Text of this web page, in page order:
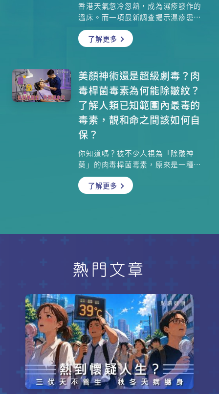
香港天氣忽冷忽熱，成為濕疹發作的
溫床。而一項最新調查揭示濕疹患者
的困境！超過七成在職患者曾使用類
固醇藥膏，但僅不足四成人滿意其效
因此辭職。濕疹雖然反覆，但絕非無
法控制。結合西醫對皮膚屏障與細菌
的深入理解，以及中醫從內在調理體
質的辨證論治，再配合良好的生活習
慣，患者能有效控制病情。立即了解
詳細成因，從根源對抗濕疹！
了解更多
美顏神術還是超級劇毒？肉
毒桿菌毒素為何能除皺紋？
了解人類已知範圍內最毒的
毒素，靚和命之間該如何自
保？
你知道嗎？被不少人視為「除皺神
藥」的肉毒桿菌毒素，原來是一種超
級毒素，1克已能殺死1000萬人！這
種超強毒素除皺的原理是甚麼？基督
解毒劑能否完全清除體內毒素？不想
了解更多
熱門文章